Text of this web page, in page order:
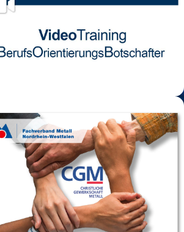
Teamleiter machen den
Unterschied
Der Teamleiter an sich soll das Bindeglied
zwischen der Geschäftsführung und
seinem Team sein. Er muss Sorge dafür
tragen, dass das Team gut harmoniert
und es zu keinen Reibungsverlusten
kommt.